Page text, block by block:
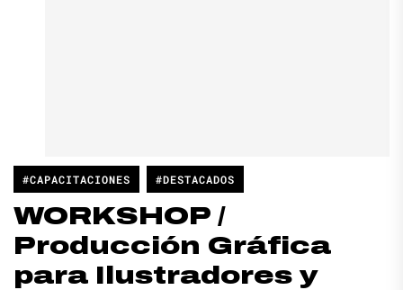
#CAPACITACIONES #DESTACADOS
WORKSHOP /
Producción Gráfica
para Ilustradores y